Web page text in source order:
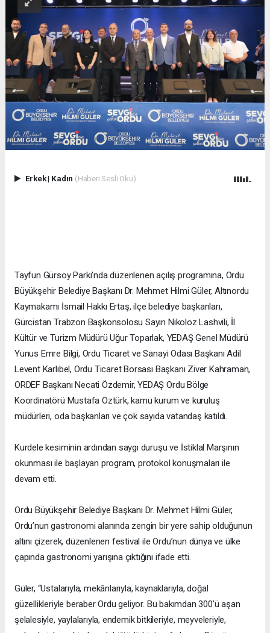
Erkek| Kadın (Haberi Sesli Oku)
Tayfun Gürsoy Parkı’nda düzenlenen açılış programına, Ordu
Büyükşehir Belediye Başkanı Dr. Mehmet Hilmi Güler, Altınordu
Kaymakamı İsmail Hakkı Ertaş, ilçe belediye başkanları,
Gürcistan Trabzon Başkonsolosu Sayın Nikoloz Lashvili, İl
Kültür ve Turizm Müdürü Uğur Toparlak, YEDAŞ Genel Müdürü
Yunus Emre Bilgi, Ordu Ticaret ve Sanayi Odası Başkanı Adil
Levent Karlıbel, Ordu Ticaret Borsası Başkanı Ziver Kahraman,
ORDEF Başkanı Necati Özdemir, YEDAŞ Ordu Bölge
Koordinatörü Mustafa Öztürk, kamu kurum ve kuruluş
müdürleri, oda başkanları ve çok sayıda vatandaş katıldı.
Kurdele kesiminin ardından saygı duruşu ve İstiklal Marşının
okunması ile başlayan program, protokol konuşmaları ile
devam etti.
Ordu Büyükşehir Belediye Başkanı Dr. Mehmet Hilmi Güler,
Ordu’nun gastronomi alanında zengin bir yere sahip olduğunun
altını çizerek, düzenlenen festival ile Ordu’nun dünya ve ülke
çapında gastronomi yarışına çıktığını ifade etti.
Güler, “Ustalarıyla, mekânlarıyla, kaynaklarıyla, doğal
güzellikleriyle beraber Ordu geliyor. Bu bakımdan 300'ü aşan
şelalesiyle, yaylalarıyla, endemik bitkileriyle, meyveleriyle,